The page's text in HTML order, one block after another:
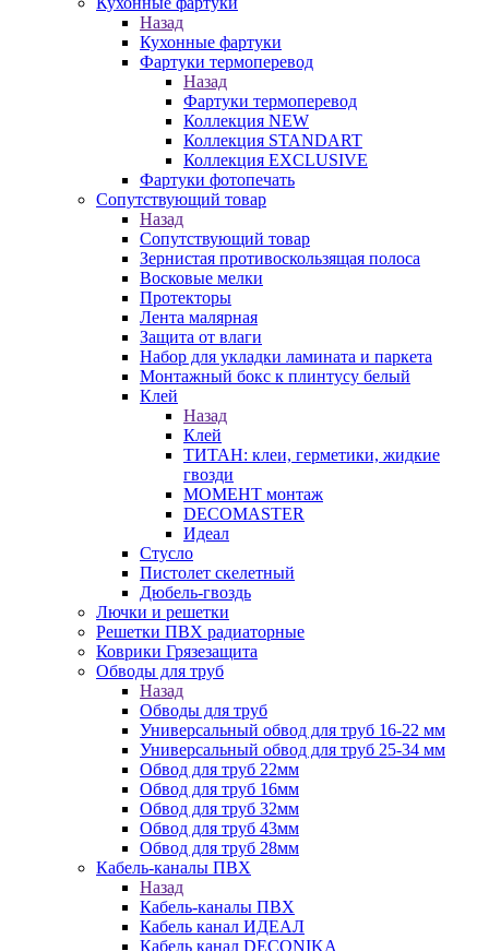
Назад
Кухонные фартуки
Фартуки термоперевод
Назад
Фартуки термоперевод
Коллекция NEW
Коллекция STANDART
Коллекция EXCLUSIVE
Фартуки фотопечать
Сопутствующий товар
Назад
Сопутствующий товар
Зернистая противоскользящая полоса
Восковые мелки
Протекторы
Лента малярная
Защита от влаги
Набор для укладки ламината и паркета
Монтажный бокс к плинтусу белый
Клей
Назад
Клей
ТИТАН: клеи, герметики, жидкие
гвозди
МОМЕНТ монтаж
DECOMASTER
Идеал
Стусло
Пистолет скелетный
Дюбель-гвоздь
Лючки и решетки
Решетки ПВХ радиаторные
Коврики Грязезащита
Обводы для труб
Назад
Обводы для труб
Универсальный обвод для труб 16-22 мм
Универсальный обвод для труб 25-34 мм
Обвод для труб 22мм
Обвод для труб 16мм
Обвод для труб 32мм
Обвод для труб 43мм
Обвод для труб 28мм
Кабель-каналы ПВХ
Назад
Кабель-каналы ПВХ
Кабель канал ИДЕАЛ
Кабель канал DECONIKA